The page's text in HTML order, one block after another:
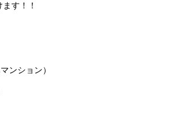
す！！
ンション）